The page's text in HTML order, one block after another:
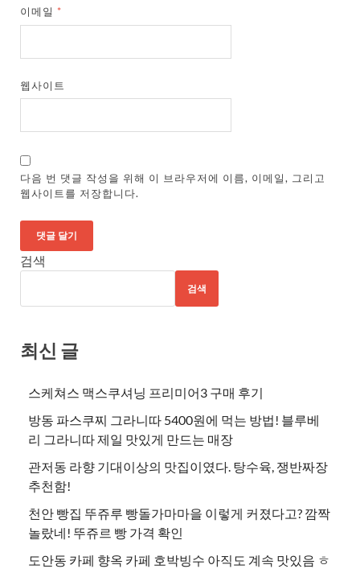
이메일 *
웹사이트
다음 번 댓글 작성을 위해 이 브라우저에 이름, 이메일, 그리고
웹사이트를 저장합니다.
검색
검색
최신 글
스케쳐스 맥스쿠셔닝 프리미어3 구매 후기
방동 파스쿠찌 그라니따 5400원에 먹는 방법! 블루베
리 그라니따 제일 맛있게 만드는 매장
관저동 라향 기대이상의 맛집이였다. 탕수육, 쟁반짜장
추천함!
천안 빵집 뚜쥬루 빵돌가마마을 이렇게 커졌다고? 깜짝
놀랐네! 뚜쥬르 빵 가격 확인
도안동 카페 향옥 카페 호박빙수 아직도 계속 맛있음 ㅎ